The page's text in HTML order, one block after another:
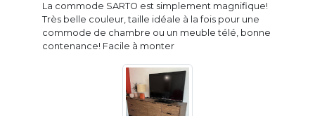
La commode SARTO est simplement magnifique!
Très belle couleur, taille idéale à la fois pour une
commode de chambre ou un meuble télé, bonne
contenance! Facile à monter